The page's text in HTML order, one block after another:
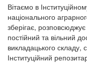
Вітаємо в
національного
зберігає,
постійний та вільний
викладацького складу,
Інституційний